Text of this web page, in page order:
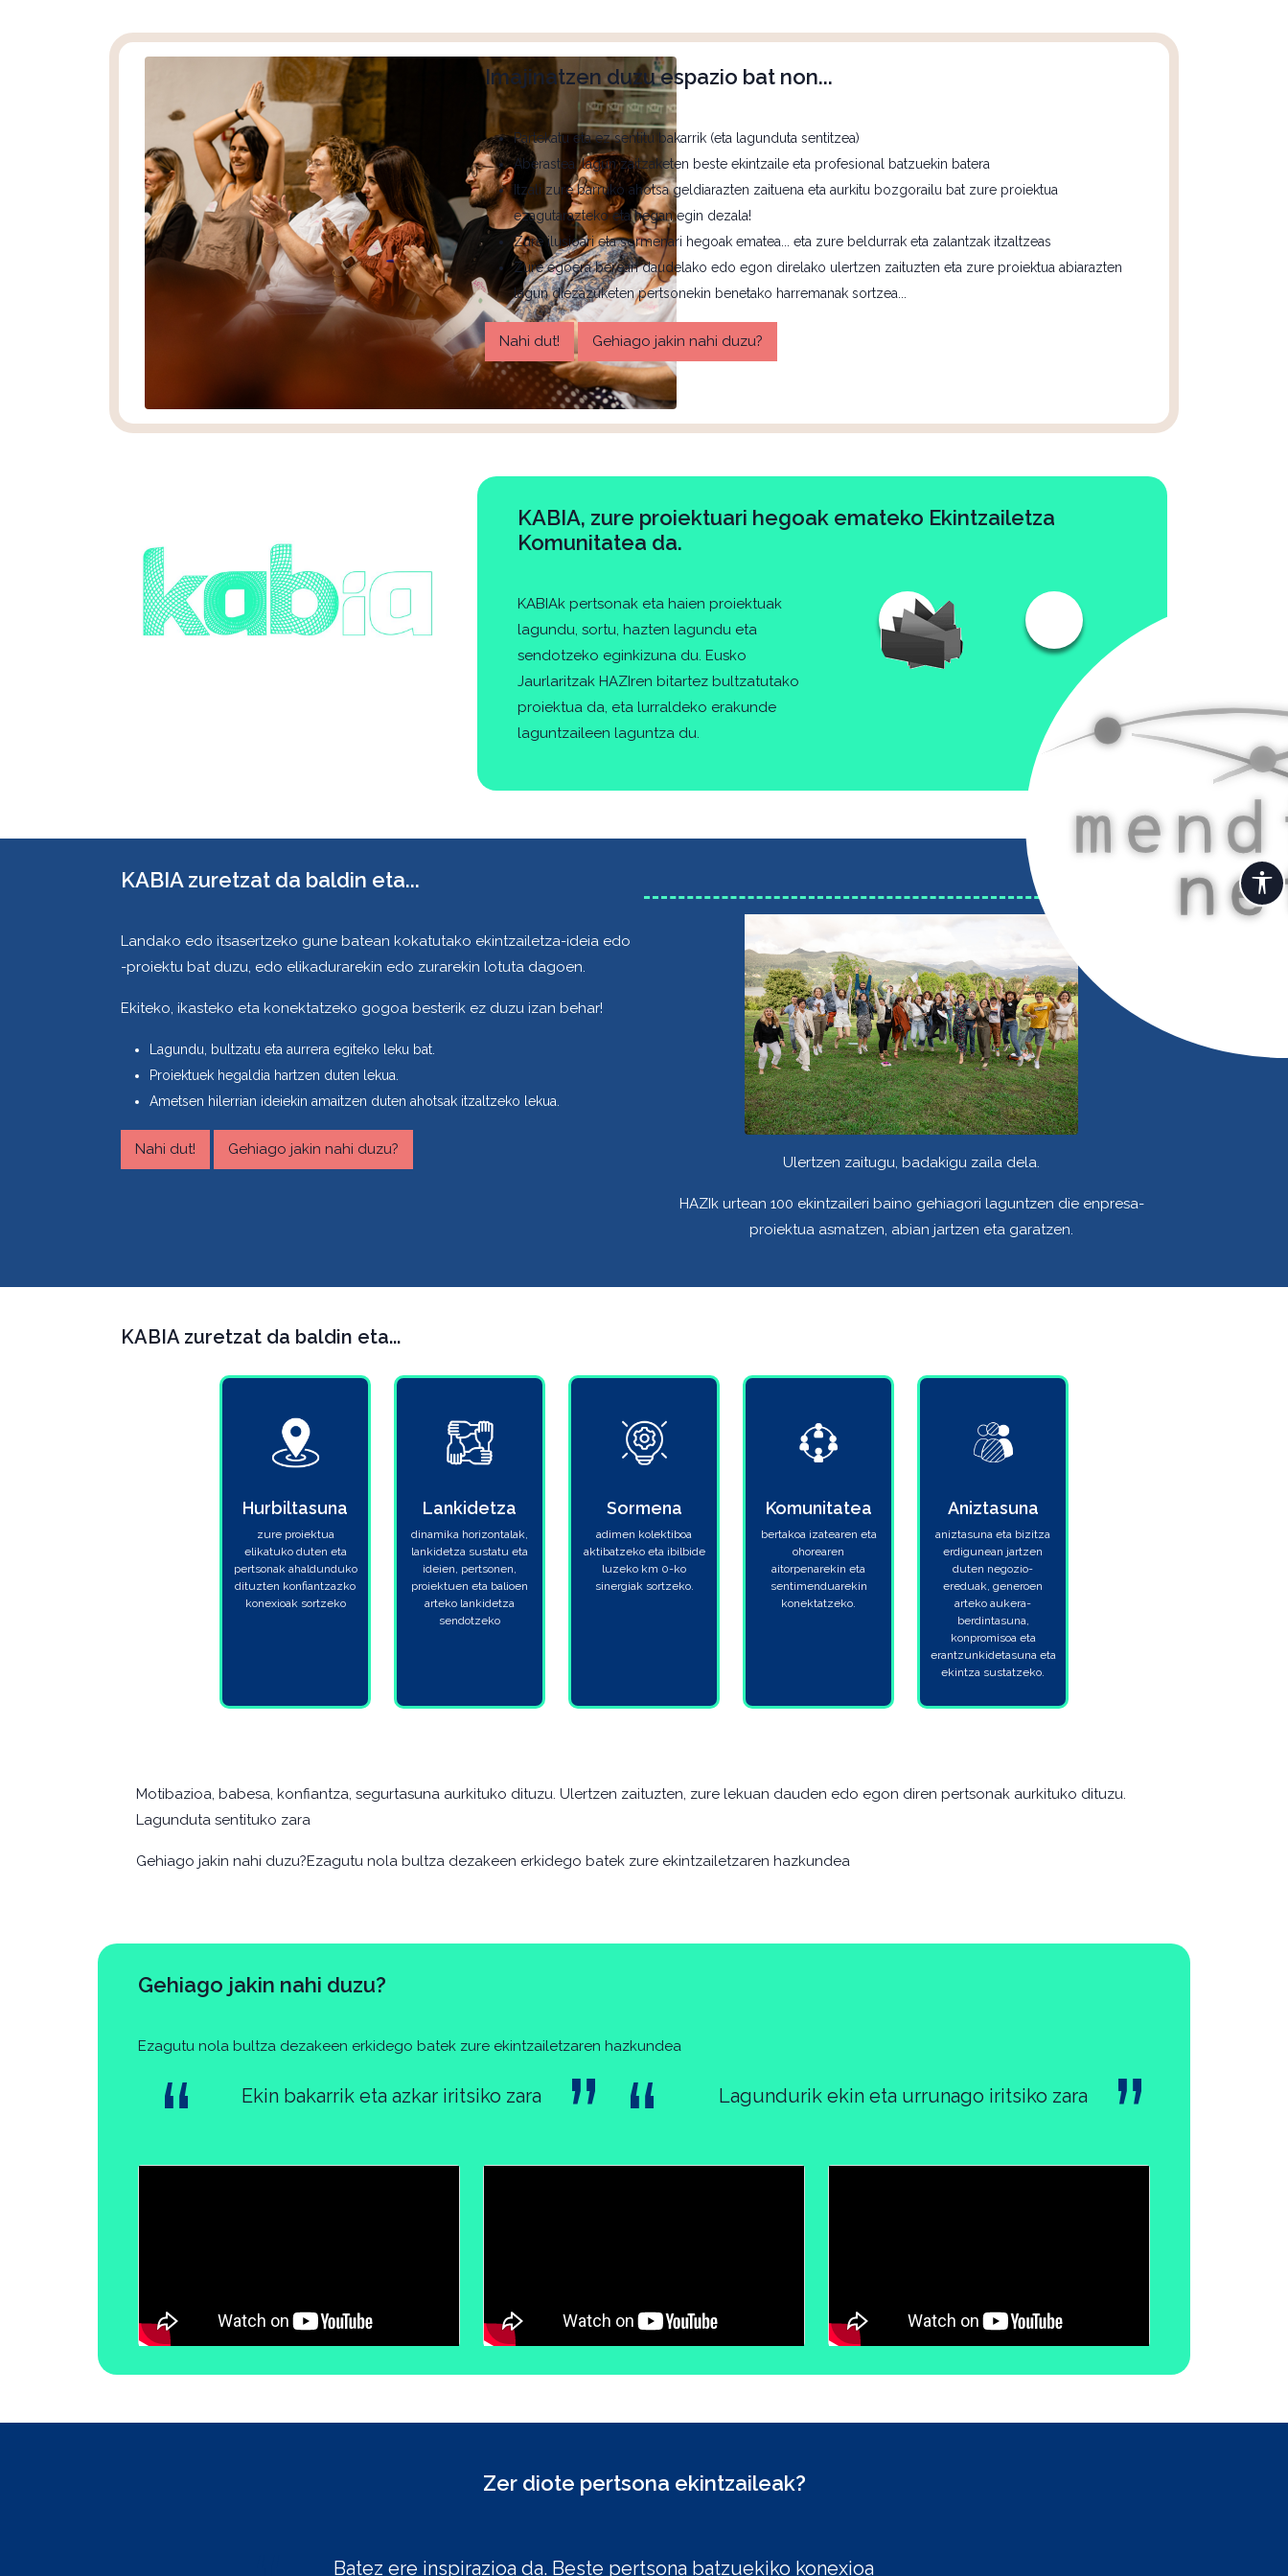
Imajinatzen duzu espazio bat non...
Partekatu eta ez sentitu bakarrik (eta lagunduta sentitzea)
Aberastea, lagun zaitzaketen beste ekintzaile eta profesional batzuekin batera
Itzali zure barruko ahotsa geldiarazten zaituena eta aurkitu bozgorailu bat zure proiektua
ezagutarazteko eta hegan egin dezala!
Zure ilusioari eta sormenari hegoak ematea... eta zure beldurrak eta zalantzak itzaltzeas
Zure egoera berean daudelako edo egon direlako ulertzen zaituzten eta zure proiektua abiarazten
lagun diezazuketen pertsonekin benetako harremanak sortzea...
Nahi dut! Gehiago jakin nahi duzu?
KABIA, zure proiektuari hegoak emateko Ekintzailetza
Komunitatea da.
KABIAk pertsonak eta haien proiektuak
lagundu, sortu, hazten lagundu eta
sendotzeko eginkizuna du. Eusko
Jaurlaritzak HAZIren bitartez bultzatutako
proiektua da, eta lurraldeko erakunde
laguntzaileen laguntza du.
KABIA zuretzat da baldin eta...
Landako edo itsasertzeko gune batean kokatutako ekintzailetza-ideia edo
-proiektu bat duzu, edo elikadurarekin edo zurarekin lotuta dagoen.
Ekiteko, ikasteko eta konektatzeko gogoa besterik ez duzu izan behar!
Lagundu, bultzatu eta aurrera egiteko leku bat.
Proiektuek hegaldia hartzen duten lekua.
Ametsen hilerrian ideiekin amaitzen duten ahotsak itzaltzeko lekua.
Nahi dut! Gehiago jakin nahi duzu?
Ulertzen zaitugu, badakigu zaila dela.
HAZIk urtean 100 ekintzaileri baino gehiagori laguntzen die enpresa-
proiektua asmatzen, abian jartzen eta garatzen.
KABIA zuretzat da baldin eta...
Hurbiltasuna
zure proiektua
elikatuko duten eta
pertsonak ahaldunduko
dituzten konfiantzazko
konexioak sortzeko
Lankidetza
dinamika horizontalak,
lankidetza sustatu eta
ideien, pertsonen,
proiektuen eta balioen
arteko lankidetza
sendotzeko
Sormena
adimen kolektiboa
aktibatzeko eta ibilbide
luzeko km 0-ko
sinergiak sortzeko.
Komunitatea
bertakoa izatearen eta
ohorearen
aitorpenarekin eta
sentimenduarekin
konektatzeko.
Aniztasuna
aniztasuna eta bizitza
erdigunean jartzen
duten negozio-
ereduak, generoen
arteko aukera-
berdintasuna,
konpromisoa eta
erantzunkidetasuna eta
ekintza sustatzeko.
Motibazioa, babesa, konfiantza, segurtasuna aurkituko dituzu. Ulertzen zaituzten, zure lekuan dauden edo egon diren pertsonak aurkituko dituzu.
Lagunduta sentituko zara
Gehiago jakin nahi duzu?Ezagutu nola bultza dezakeen erkidego batek zure ekintzailetzaren hazkundea
Gehiago jakin nahi duzu?
Ezagutu nola bultza dezakeen erkidego batek zure ekintzailetzaren hazkundea
Ekin bakarrik eta azkar iritsiko zara Lagundurik ekin eta urrunago iritsiko zara
Zer diote pertsona ekintzaileak?
Konfiantzazko eta ez zentzuzko talde bat zailtasunak